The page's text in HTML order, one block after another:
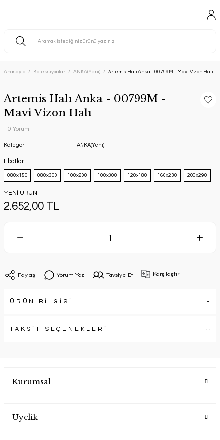
Anasayfa Koleksiyonlar ANKA(Yeni) Artemis Halı Anka - 00799M - Mavi Vizon Halı
Artemis Halı Anka - 00799M -
Mavi Vizon Halı
0 Yorum
Kategori ANKA(Yeni)
Ebatlar
080x150 080x300 100x200 100x300 120x180 160x230 200x290
YENİ ÜRÜN
2.652,00 TL
Paylaş Yorum Yaz Tavsiye Et Karşılaştır
ÜRÜN BİLGİSİ
TAKSİT SEÇENEKLERİ
Kurumsal
Üyelik